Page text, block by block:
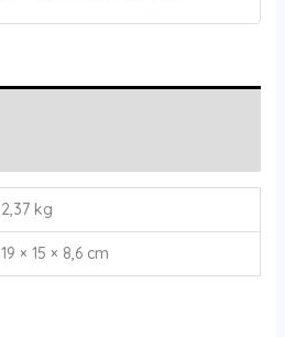
2,37 kg
19 × 15 × 8,6 cm